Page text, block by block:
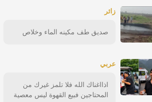
زائر
صديق طف مكينه الماء وخلاص
عربي
اذااغناك الله فلا تلمز غيرك من
المحتاجين فبيع القهوة ليس معصية